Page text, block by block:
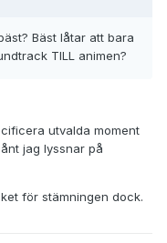
Bäst låtar att bara
TILL animen?
utvalda moment
jag lyssnar på
för stämningen dock.